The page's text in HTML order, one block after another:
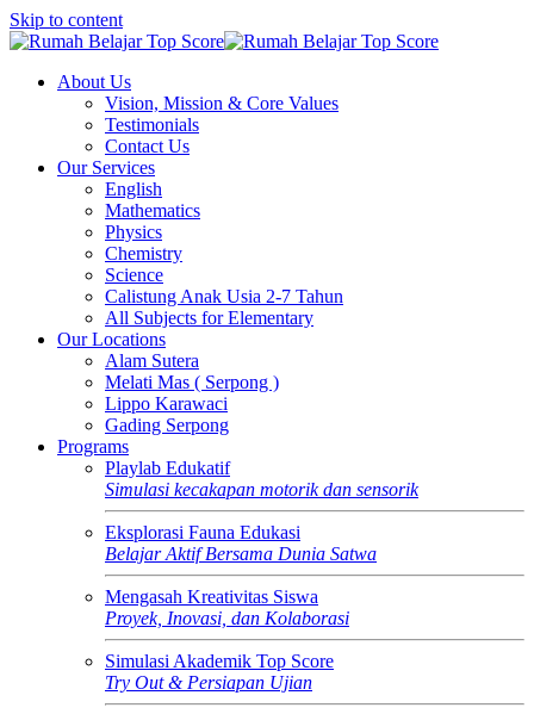
Skip to content
About Us
Vision, Mission & Core Values
Testimonials
Contact Us
Our Services
English
Mathematics
Physics
Chemistry
Science
Calistung Anak Usia 2-7 Tahun
All Subjects for Elementary
Our Locations
Alam Sutera
Melati Mas ( Serpong )
Lippo Karawaci
Gading Serpong
Programs
Playlab Edukatif
Simulasi kecakapan motorik dan sensorik
Eksplorasi Fauna Edukasi
Belajar Aktif Bersama Dunia Satwa
Mengasah Kreativitas Siswa
Proyek, Inovasi, dan Kolaborasi
Simulasi Akademik Top Score
Try Out & Persiapan Ujian